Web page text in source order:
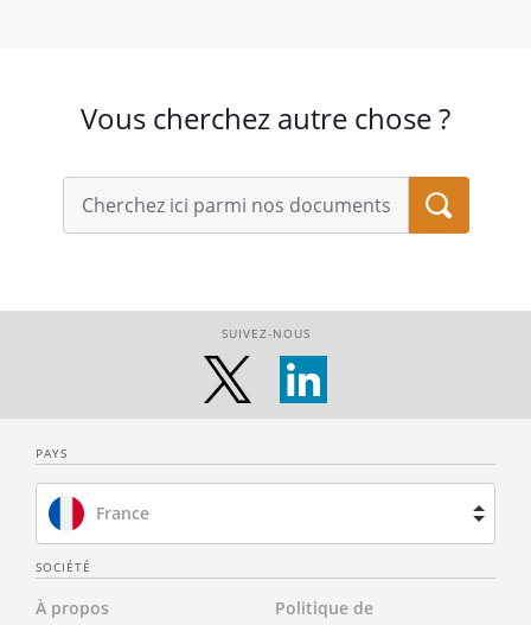
Vous cherchez autre chose ?
SUIVEZ-NOUS
PAYS
France
Espagne
SOCIÉTÉ
À propos
Politique de